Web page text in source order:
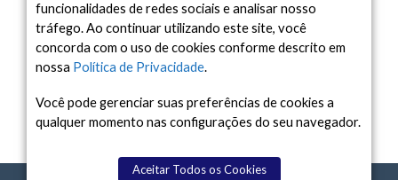
Arquivo
Arquivo
funcionalidades de redes sociais e analisar nosso
tráfego. Ao continuar utilizando este site, você
concorda com o uso de cookies conforme descrito em
nossa Política de Privacidade.
Você pode gerenciar suas preferências de cookies a
qualquer momento nas configurações do seu navegador.
Aceitar Todos os Cookies